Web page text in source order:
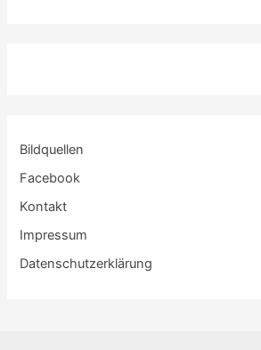
Bildquellen
Facebook
Kontakt
Impressum
Datenschutzerklärung